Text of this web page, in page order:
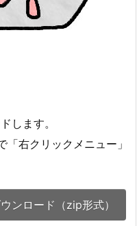
します。
右クリックメニュー」
ンロード（zip形式）